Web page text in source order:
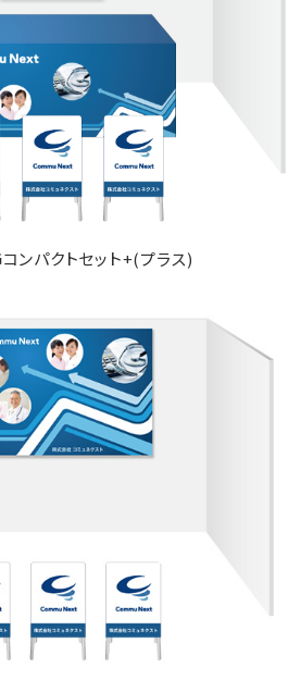
ンパクトセット+(プラス)